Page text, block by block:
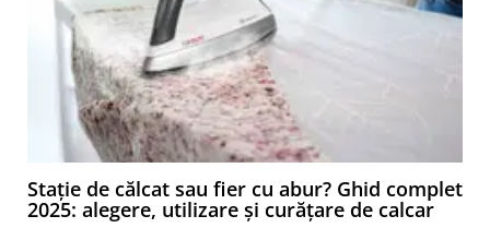
Stație de călcat sau fier cu abur? Ghid complet
2025: alegere, utilizare și curățare de calcar